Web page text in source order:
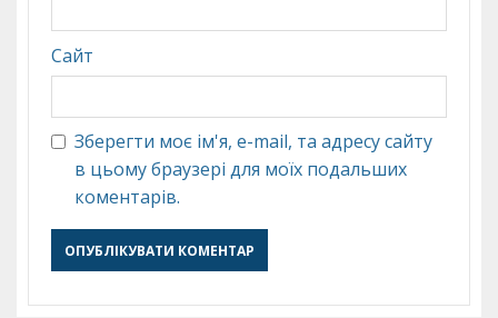
Сайт
Зберегти моє ім'я, e-mail, та адресу сайту
в цьому браузері для моїх подальших
коментарів.